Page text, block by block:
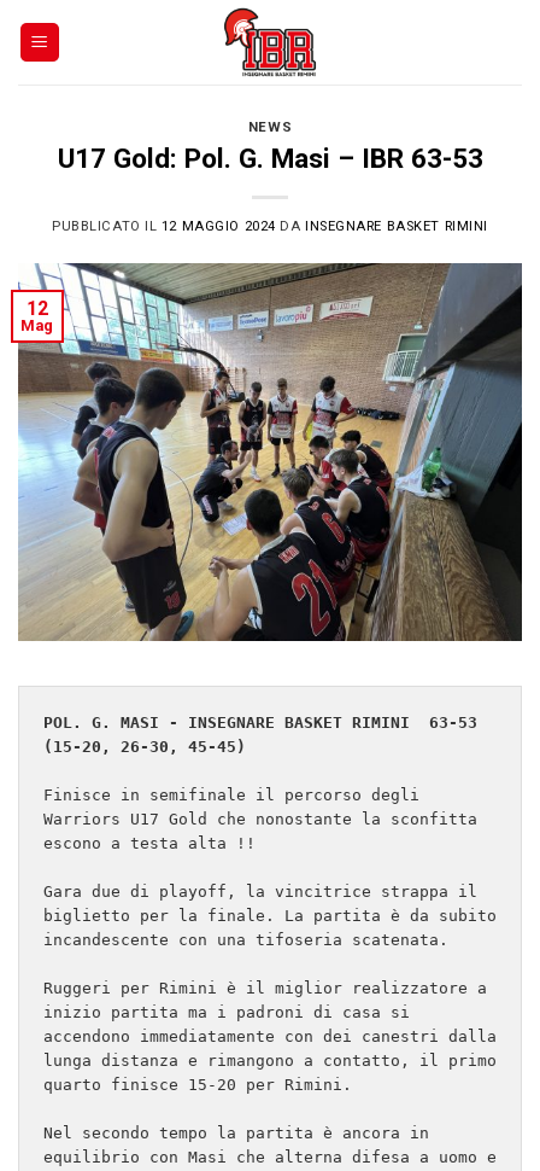
NEWS
U17 Gold: Pol. G. Masi – IBR 63-53
PUBBLICATO IL 12 MAGGIO 2024 DAINSEGNARE BASKET RIMINI
12
Mag
POL. G. MASI - INSEGNARE BASKET RIMINI  63-53
(15-20, 26-30, 45-45)
Finisce in semifinale il percorso degli
Warriors U17 Gold che nonostante la sconfitta
escono a testa alta !!
Gara due di playoff, la vincitrice strappa il
biglietto per la finale. La partita è da subito
incandescente con una tifoseria scatenata.
Ruggeri per Rimini è il miglior realizzatore a
inizio partita ma i padroni di casa si
accendono immediatamente con dei canestri dalla
lunga distanza e rimangono a contatto, il primo
quarto finisce 15-20 per Rimini.
Nel secondo tempo la partita è ancora in
equilibrio con Masi che alterna difesa a uomo e